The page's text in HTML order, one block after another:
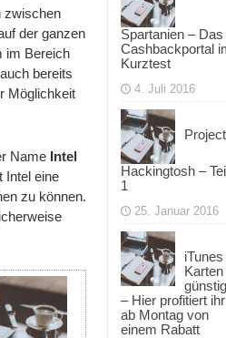
zwischen
der ganzen
im Bereich
auch bereits
Möglichkeit
Name Intel
Intel eine
zu können.
Spartanien – Das
Cashbackportal
Kurztest
4. Juli 2016
Project
Hackingtosh –
1
25. Januar 2016
iTunes
Karten
– Hier profitiert ihr
ab Montag von
einem Rabatt